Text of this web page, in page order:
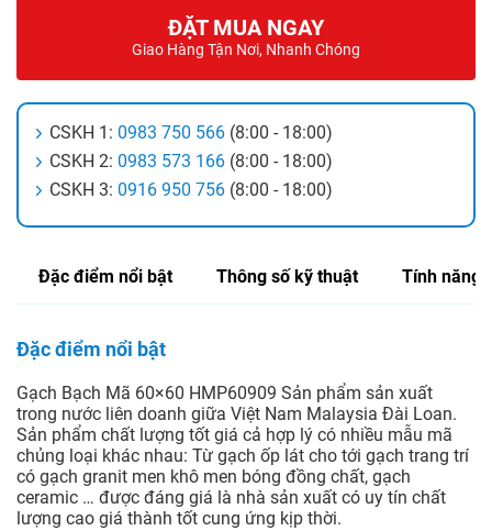
ĐẶT MUA NGAY
Giao Hàng Tận Nơi, Nhanh Chóng
CSKH 1: 0983 750 566 (8:00 - 18:00)
CSKH 2: 0983 573 166 (8:00 - 18:00)
CSKH 3: 0916 950 756 (8:00 - 18:00)
Đặc điểm nổi bật Thông số kỹ thuật Tính năng
Đặc điểm nổi bật
Gạch Bạch Mã 60×60 HMP60909 Sản phẩm sản xuất
trong nước liên doanh giữa Việt Nam Malaysia Đài Loan.
Sản phẩm chất lượng tốt giá cả hợp lý có nhiều mẫu mã
chủng loại khác nhau: Từ gạch ốp lát cho tới gạch trang trí
có gạch granit men khô men bóng đồng chất, gạch
ceramic … được đáng giá là nhà sản xuất có uy tín chất
lượng cao giá thành tốt cung ứng kịp thời.